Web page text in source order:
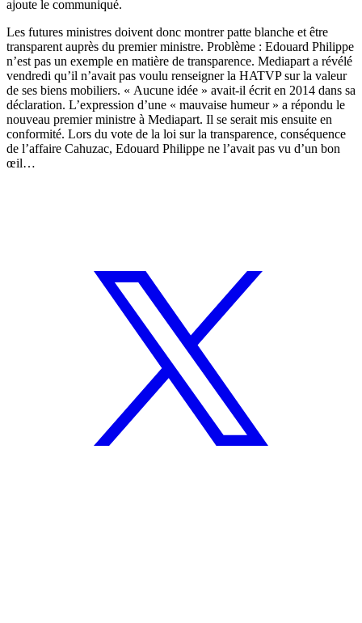
ajoute le communiqué.
Les futures ministres doivent donc montrer patte blanche et être
transparent auprès du premier ministre. Problème : Edouard Philippe
n’est pas un exemple en matière de transparence. Mediapart a révélé
vendredi qu’il n’avait pas voulu renseigner la HATVP sur la valeur
de ses biens mobiliers. « Aucune idée » avait-il écrit en 2014 dans sa
déclaration. L’expression d’une « mauvaise humeur » a répondu le
nouveau premier ministre à Mediapart. Il se serait mis ensuite en
conformité. Lors du vote de la loi sur la transparence, conséquence
de l’affaire Cahuzac, Edouard Philippe ne l’avait pas vu d’un bon
œil…